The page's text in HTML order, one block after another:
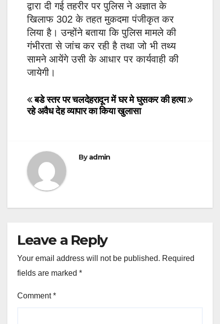
द्वारा दी गई तहरीर पर पुलिस ने अज्ञात के
खिलाफ 302 के तहत मुकदमा पंजीकृत कर
लिया है। उन्होंने बताया कि पुलिस मामले की
गंभीरता से जांच कर रही है तथा जो भी तथ्य
सामने आयेंगे उसी के आधार पर कार्यवाही की
जायेगी।
Post
navigation
देहरादून में घर मे घुसकर की हत्या
बडे स्तर पर चल
रहे अवैध देह व्यापार का किया खुलासा
Byadmin
Leave a Reply
Your email address will not be published. Required
fields are marked *
Comment*